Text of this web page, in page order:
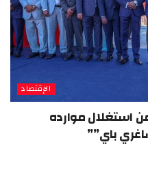
الإقتصاد
استغلال موارده
باي””